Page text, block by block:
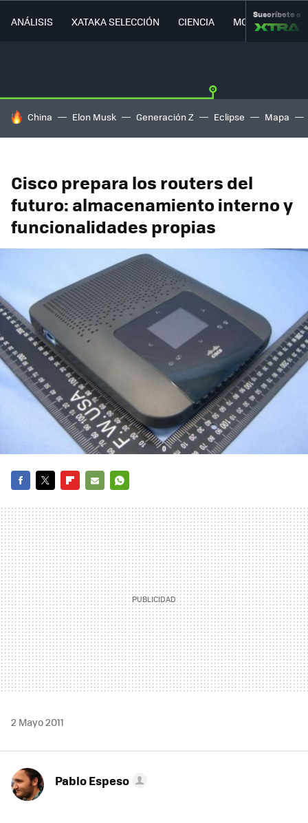
ANÁLISIS XATAKA SELECCIÓN CIENCIA MOVILIDAD
Suscríbete a
HOY SE HABLA DE
China Elon Musk Generación Z Eclipse Mapa
Cisco prepara los routers del
futuro: almacenamiento interno y
funcionalidades propias
MAIL
2 Mayo 2011
Pablo Espeso